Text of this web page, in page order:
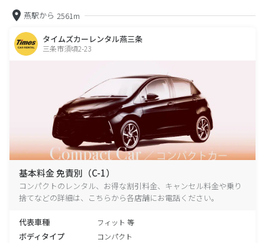
燕駅から 2561m
タイムズカーレンタル燕三条
三条市須頃2-23
基本料金 免責別（C-1）
コンパクトのレンタル、お得な割引料金、キャンセル料金や乗り
捨てなどの詳細は、こちらから各店舗にお電話ください。
代表車種 フィット 等
ボディタイプ コンパクト